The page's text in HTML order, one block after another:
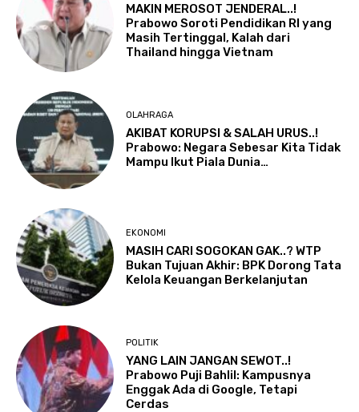
MAKIN MEROSOT JENDERAL..!
Prabowo Soroti Pendidikan RI yang
Masih Tertinggal, Kalah dari
Thailand hingga Vietnam
OLAHRAGA
AKIBAT KORUPSI & SALAH URUS..!
Prabowo: Negara Sebesar Kita Tidak
Mampu Ikut Piala Dunia…
EKONOMI
MASIH CARI SOGOKAN GAK..? WTP
Bukan Tujuan Akhir: BPK Dorong Tata
Kelola Keuangan Berkelanjutan
POLITIK
YANG LAIN JANGAN SEWOT..!
Prabowo Puji Bahlil: Kampusnya
Enggak Ada di Google, Tetapi
Cerdas